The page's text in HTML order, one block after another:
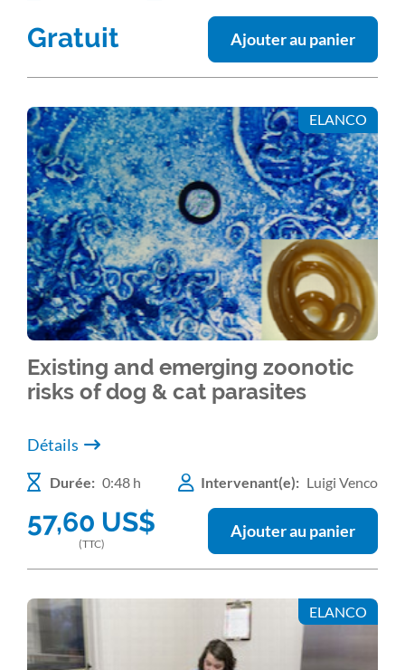
Gratuit Ajouter au panier
ELANCO
Existing and emerging zoonotic
risks of dog & cat parasites
Détails
Durée: 0:48 h Intervenant(e): Luigi Venco
57,60 US$
(TTC)
Ajouter au panier
ELANCO